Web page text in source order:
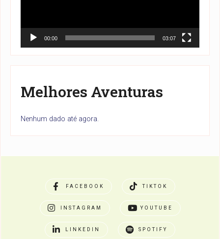
00:00 03:07
Melhores Aventuras
Nenhum dado até agora.
FACEBOOK TIKTOK
INSTAGRAM YOUTUBE
LINKEDIN SPOTIFY